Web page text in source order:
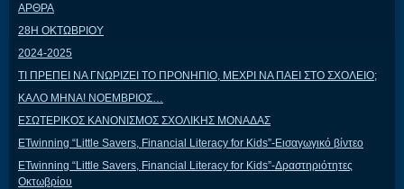
ΑΡΘΡΑ
28Η ΟΚΤΩΒΡΙΟΥ
2024-2025
ΤΙ ΠΡΕΠΕΙ ΝΑ ΓΝΩΡΙΖΕΙ ΤΟ ΠΡΟΝΗΠΙΟ, ΜΕΧΡΙ ΝΑ ΠΑΕΙ ΣΤΟ ΣΧΟΛΕΙΟ;
ΚΑΛΟ ΜΗΝΑ! ΝΟΕΜΒΡΙΟΣ…
ΕΣΩΤΕΡΙΚΟΣ ΚΑΝΟΝΙΣΜΟΣ ΣΧΟΛΙΚΗΣ ΜΟΝΑΔΑΣ
ΕTwinning “Little Savers, Financial Literacy for Kids”-Εισαγωγικό βίντεο
ΕTwinning “Little Savers, Financial Literacy for Kids”-Δραστηριότητες
Οκτωβρίου